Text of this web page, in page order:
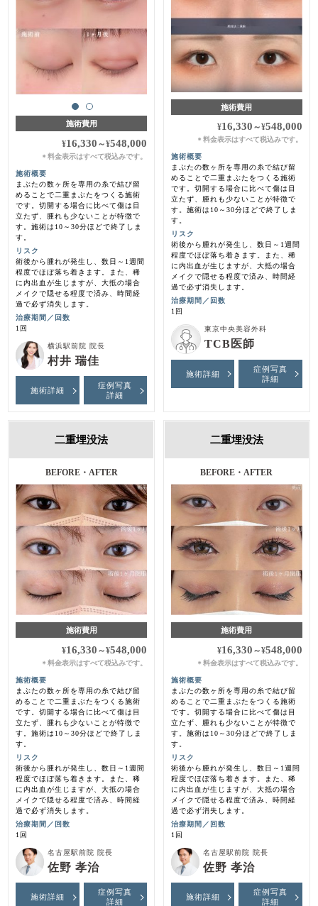
施術費用
¥16,330 ～¥548,000
＊料金表示はすべて税込みです。
施術概要
まぶたの数ヶ所を専用の糸で結び留
めることで二重まぶたをつくる施術
です。切開する場合に比べて傷は目
立たず、腫れも少ないことが特徴で
す。施術は10～30分ほどで終了しま
す。
リスク
術後から腫れが発生し、数日～1週間
程度でほぼ落ち着きます。また、稀
に内出血が生じますが、大抵の場合
メイクで隠せる程度で済み、時間経
過で必ず消失します。
治療期間／回数
1回
横浜駅前院 院長
村井 瑞佳
施術詳細
症例写真
詳細
施術費用
¥16,330 ～¥548,000
＊ 料金表示はすべて税込みです。
施術概要
まぶたの数ヶ所を専用の糸で結び留
めることで二重まぶたをつくる施術
です。切開する場合に比べて傷は目
立たず、腫れも少ないことが特徴で
す。施術は10～30分ほどで終了しま
す。
リスク
術後から腫れが発生し、数日～1週間
程度でほぼ落ち着きます。また、稀
に内出血が生じますが、大抵の場合
メイクで隠せる程度で済み、時間経
過で必ず消失します。
治療期間／回数
1回
東京中央美容外科
TCB医師
施術詳細
症例写真
詳細
二重埋没法
BEFORE・AFTER
施術費用
¥16,330 ～¥548,000
＊料金表示はすべて税込みです。
施術概要
まぶたの数ヶ所を専用の糸で結び留
めることで二重まぶたをつくる施術
です。切開する場合に比べて傷は目
立たず、腫れも少ないことが特徴で
す。施術は10～30分ほどで終了しま
す。
リスク
術後から腫れが発生し、数日～1週間
程度でほぼ落ち着きます。また、稀
に内出血が生じますが、大抵の場合
メイクで隠せる程度で済み、時間経
過で必ず消失します。
治療期間／回数
1回
名古屋駅前院 院長
佐野 孝治
施術詳細
症例写真
詳細
二重埋没法
BEFORE・AFTER
施術費用
¥16,330 ～¥548,000
＊ 料金表示はすべて税込みです。
施術概要
まぶたの数ヶ所を専用の糸で結び留
めることで二重まぶたをつくる施術
です。切開する場合に比べて傷は目
立たず、腫れも少ないことが特徴で
す。施術は10～30分ほどで終了しま
す。
リスク
術後から腫れが発生し、数日～1週間
程度でほぼ落ち着きます。また、稀
に内出血が生じますが、大抵の場合
メイクで隠せる程度で済み、時間経
過で必ず消失します。
治療期間／回数
1回
名古屋駅前院 院長
佐野 孝治
施術詳細
症例写真
詳細